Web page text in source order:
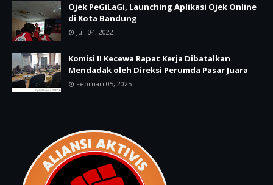
Ojek PeGiLaGi, Launching Aplikasi Ojek Online
di Kota Bandung
Juli 04, 2022
Komisi II Kecewa Rapat Kerja Dibatalkan
Mendadak oleh Direksi Perumda Pasar Juara
Februari 05, 2025